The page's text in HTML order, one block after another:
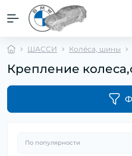
ШАССИ Колёса, шины
Крепление